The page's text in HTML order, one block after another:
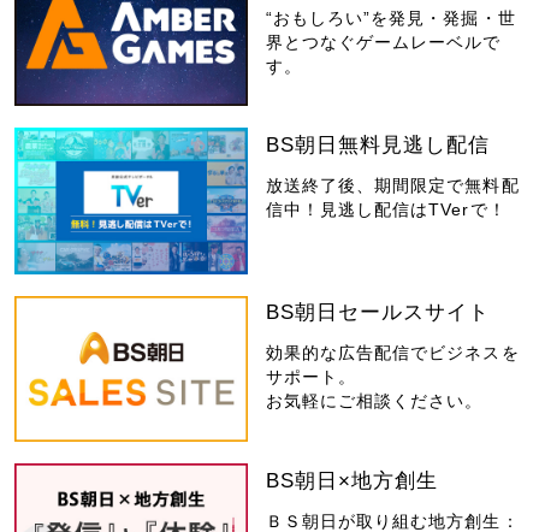
“おもしろい”を発見・発掘・世
界とつなぐゲームレーベルで
す。
BS朝日無料見逃し配信
放送終了後、期間限定で無料配
信中！見逃し配信はTVerで！
BS朝日セールスサイト
効果的な広告配信でビジネスを
サポート。
お気軽にご相談ください。
BS朝日×地方創生
ＢＳ朝日が取り組む地方創生：